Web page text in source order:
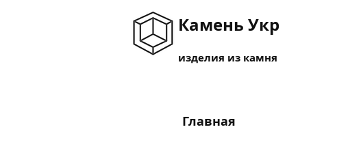
Камень Укр
изделия из камня
Главная